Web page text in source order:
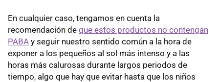
En cualquier caso, tengamos en cuenta la
recomendación de que estos productos no contengan
PABA y seguir nuestro sentido común a la hora de
exponer a los pequeños al sol más intenso y a las
horas más calurosas durante largos periodos de
tiempo, algo que hay que evitar hasta que los niños